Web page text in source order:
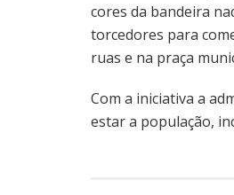
cores da bandeira
torcedores para
ruas e na praça
Com a iniciativa a
estar a população,